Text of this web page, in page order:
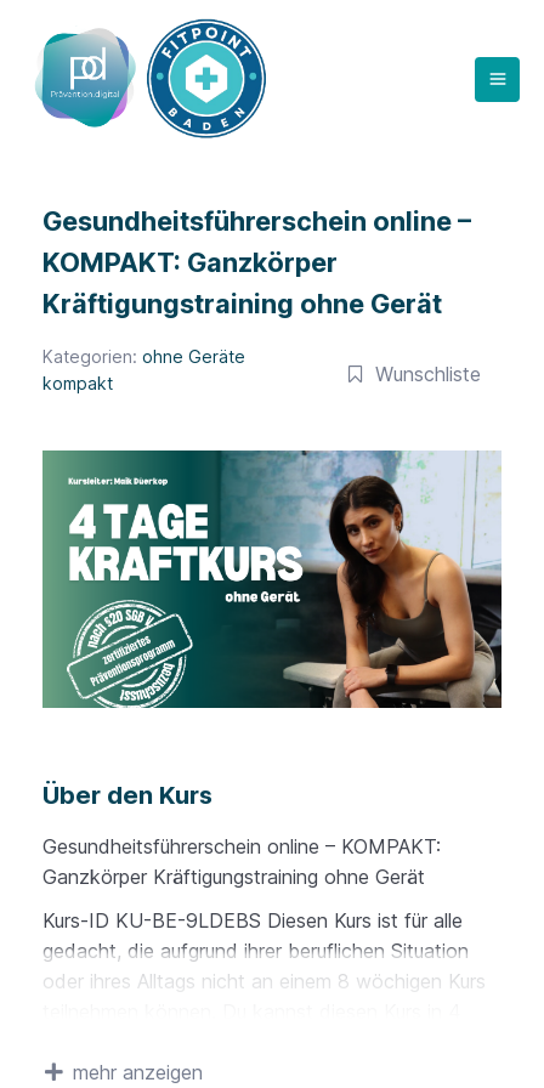
springen
Gesundheitsführerschein online –
KOMPAKT: Ganzkörper
Kräftigungstraining ohne Gerät
Kategorien:ohne Geräte
kompakt
Wunschliste
Über den Kurs
Gesundheitsführerschein online – KOMPAKT:
Ganzkörper Kräftigungstraining ohne Gerät
Kurs-ID KU-BE-9LDEBS Diesen Kurs ist für alle
gedacht, die aufgrund ihrer beruflichen Situation
oder ihres Alltags nicht an einem 8 wöchigen Kurs
Trainingseinheiten. Nach 28 Tagen musst du
mehr anzeigen